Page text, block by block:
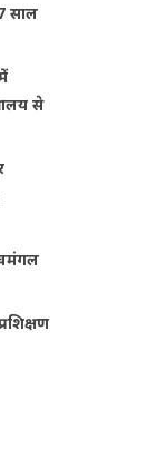
साल
से